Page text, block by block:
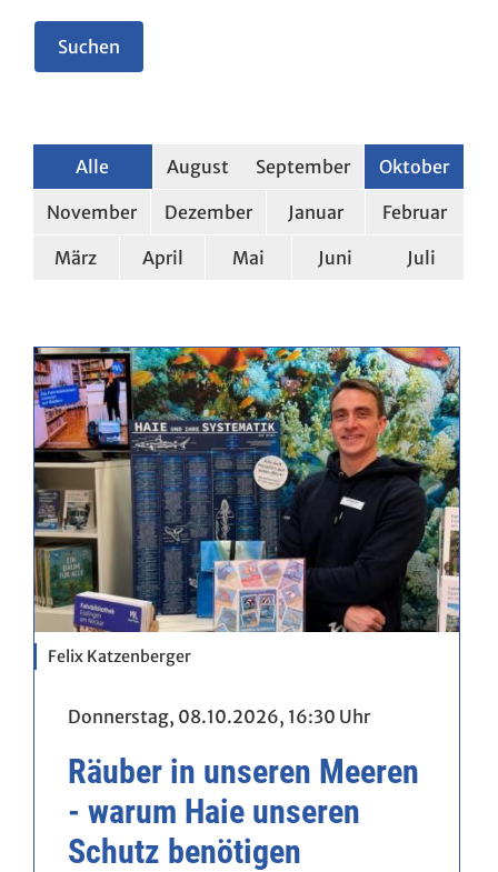
Alle August September Oktober
November Dezember Januar Februar
März April Mai Juni Juli
Felix Katzenberger
Donnerstag, 08.10.2026, 16:30 Uhr
Räuber in unseren Meeren
- warum Haie unseren
Schutz benötigen